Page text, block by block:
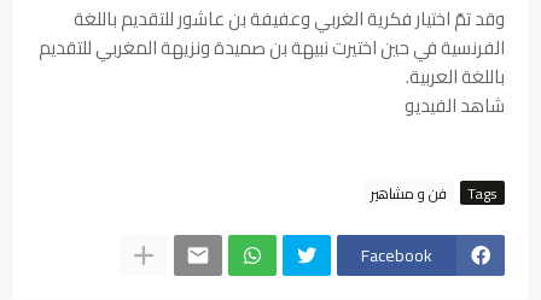
وقد تمّ اختيار فكرية الغربي وعفيفة بن عاشور للتقديم باللغة
الفرنسية في حين اختيرت نبيهة بن صميدة ونزيهة المغربي للتقديم
باللغة العربية.
شاهد الفيديو
Tags فن و مشاهير
Facebook